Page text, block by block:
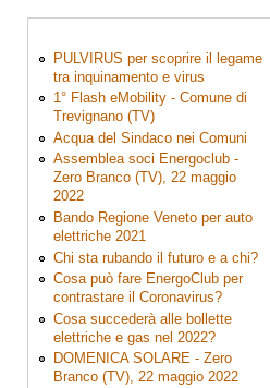
PULVIRUS per scoprire il legame
tra inquinamento e virus
1° Flash eMobility - Comune di
Trevignano (TV)
Acqua del Sindaco nei Comuni
Assemblea soci Energoclub -
Zero Branco (TV), 22 maggio
2022
Bando Regione Veneto per auto
elettriche 2021
Chi sta rubando il futuro e a chi?
Cosa può fare EnergoClub per
contrastare il Coronavirus?
Cosa succederà alle bollette
elettriche e gas nel 2022?
DOMENICA SOLARE - Zero
Branco (TV), 22 maggio 2022